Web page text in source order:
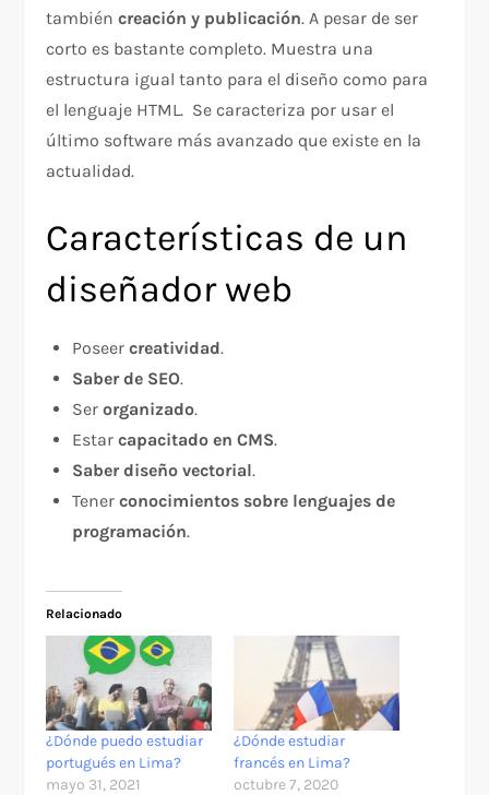
tambiéncreación y publicación. A pesar de ser
corto es bastante completo. Muestra una
estructura igual tanto para el diseño como para
el lenguaje HTML. Se caracteriza por usar el
último software más avanzado que existe en la
actualidad.
Características de un
diseñador web
Poseercreatividad.
Saber de SEO.
Serorganizado.
Estarcapacitado en CMS.
Saber diseño vectorial.
Tenerconocimientos sobre lenguajes de
programación.
Relacionado
¿Dónde puedo estudiar
portugués en Lima?
mayo 31, 2021
¿Dónde estudiar
francés en Lima?
octubre 7, 2020